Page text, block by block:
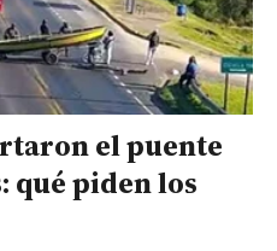
el puente
qué piden los